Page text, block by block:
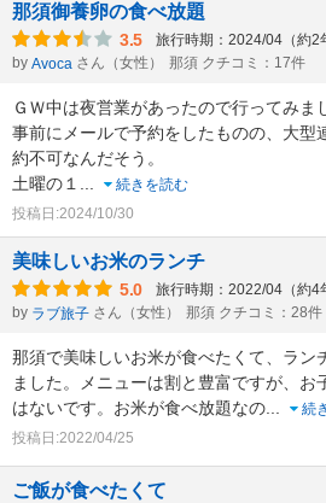
那須御養卵の食べ放題
3.5 旅行時期：2024/04（約2
by Avoca さん（女性） 那須 クチコミ：17件
ＧＷ中は夜営業があったので行ってみま
事前にメールで予約をしたものの、大型
約不可なんだそう。
土曜の１
続きを読む
投稿日:2024/10/30
美味しいお米のランチ
5.0 旅行時期：2022/04（約4
by ラブ旅子 さん（女性） 那須 クチコミ：28件
那須で美味しいお米が食べたくて、ラン
ました。メニューは割と豊富ですが、お
はないです。お米が食べ放題なの
続
投稿日:2022/04/25
ご飯が食べたくて